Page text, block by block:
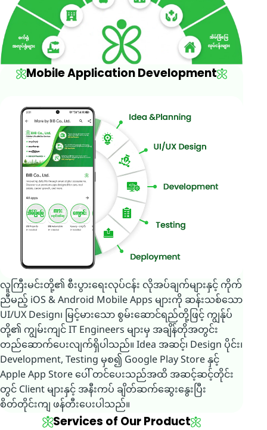
Mobile Application Development
လူကြီးမင်းတို့၏ စီးပွားရေးလုပ်ငန်း လိုအပ်ချက်များနှင့် ကိုက်
ညီမည့် iOS & Android Mobile Apps များကို ဆန်းသစ်သော
UI/UX Design၊ မြင့်မားသော စွမ်းဆောင်ရည်တို့ဖြင့် ကျွန်ုပ်
တို့၏ ကျွမ်းကျင် IT Engineers များမှ အချိန်တိုအတွင်း
တည်ဆောက်ပေးလျက်ရှိပါသည်။ Idea အဆင့်၊ Design ပိုင်း၊
Development, Testing မှစ၍ Google Play Store နှင့်
Apple App Store ပေါ် တင်ပေးသည်အထိ အဆင့်ဆင့်တိုင်း
တွင် Client များနှင့် အနီးကပ် ချိတ်ဆက်ဆွေးနွေးပြီး
စိတ်တိုင်းကျ ဖန်တီးပေးပါသည်။
Services of Our Product